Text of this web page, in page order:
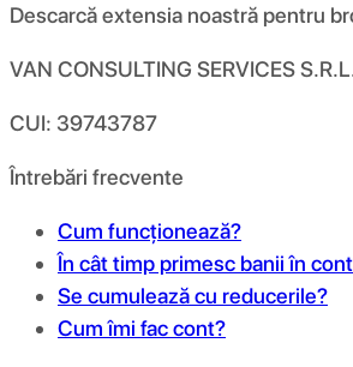
Descarcă extensia noastră pentru
VAN CONSULTING SERVICES
CUI: 39743787
Întrebări frecvente
Cum funcționează?
În cât timp primesc banii în
Se cumulează cu reducerile?
Cum îmi fac cont?